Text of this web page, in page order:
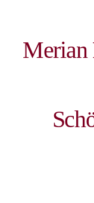
Merian